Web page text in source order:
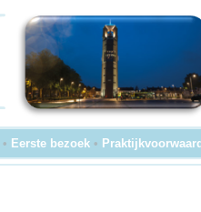
• Eerste bezoek •